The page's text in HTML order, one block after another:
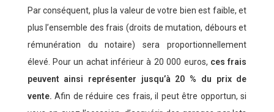
Par conséquent, plus la valeur de votre bien est faible, et
plus l’ensemble des frais (droits de mutation, débours et
rémunération du notaire) sera proportionnellement
élevé. Pour un achat inférieur à 20 000 euros, ces frais
peuvent ainsi représenter jusqu’à 20 % du prix de
vente.Afin de réduire ces frais, il peut être opportun, si